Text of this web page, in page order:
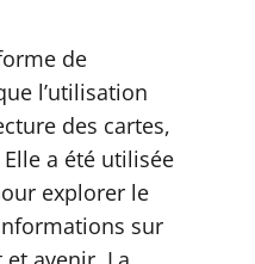
de
l’utilisation
des cartes,
a été utilisée
explorer le
sur